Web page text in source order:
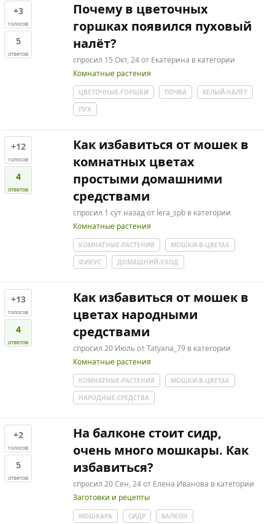
+3
голосов
5
ответов
Почему в цветочных
горшках появился пуховый
налёт?
спросил 15 Окт, 24 от Екатерина в категории
Комнатные растения
ЦВЕТОЧНЫЕ-ГОРШКИ ПОЧВА
БЕЛЫЙ-НАЛЁТ
ПУХ
+12
голосов
4
ответов
Как избавиться от мошек в
комнатных цветах
простыми домашними
средствами
спросил 1 сутназад от lera_spb в категории
Комнатные растения
КОМНАТНЫЕ-РАСТЕНИЯ
МОШКИ-В-ЦВЕТАХ
ФИКУС
ДОМАШНИЙ-УХОД
+13
голосов
4
ответов
Как избавиться от мошек в
цветах народными
средствами
спросил 20 Июль отTatyana_79 в категории
Комнатные растения
КОМНАТНЫЕ-РАСТЕНИЯ
МОШКИ-В-ЦВЕТАХ
НАРОДНЫЕ-СРЕДСТВА
+2
голосов
5
ответов
На балконе стоит сидр,
очень много мошкары. Как
избавиться?
спросил 20 Сен, 24 от Елена Иванова в категории
Заготовки и рецепты
МОШКАРА СИДР БАЛКОН